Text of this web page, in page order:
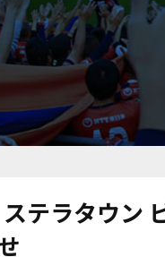
ステラタウン